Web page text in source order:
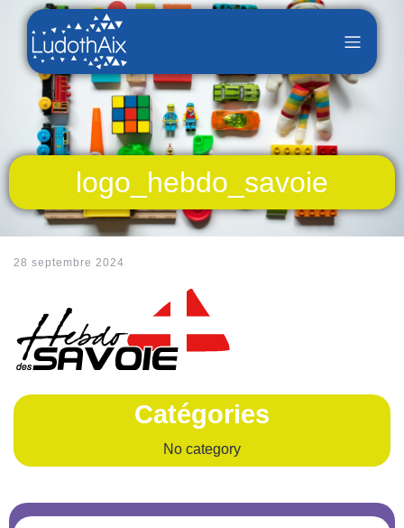
logo_hebdo_savoie
28 septembre 2024
Catégories
No category